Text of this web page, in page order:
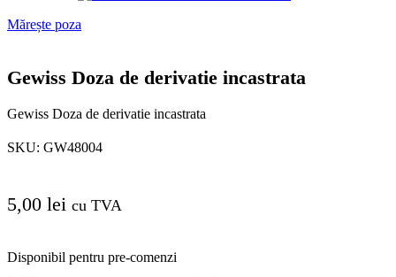
Mărește poza
Gewiss Doza de derivatie incastrata
Gewiss Doza de derivatie incastrata
SKU: GW48004
5,00 lei cu TVA
Disponibil pentru pre-comenzi